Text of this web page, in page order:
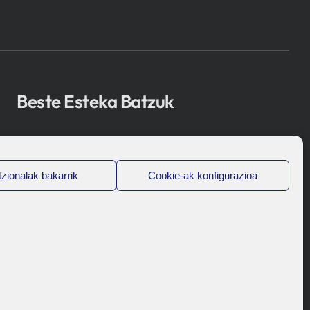
bakarrik Cookie-ak konfigurazioa
Beste Esteka Batzuk
Bioef
Eusko Jaurlaritza